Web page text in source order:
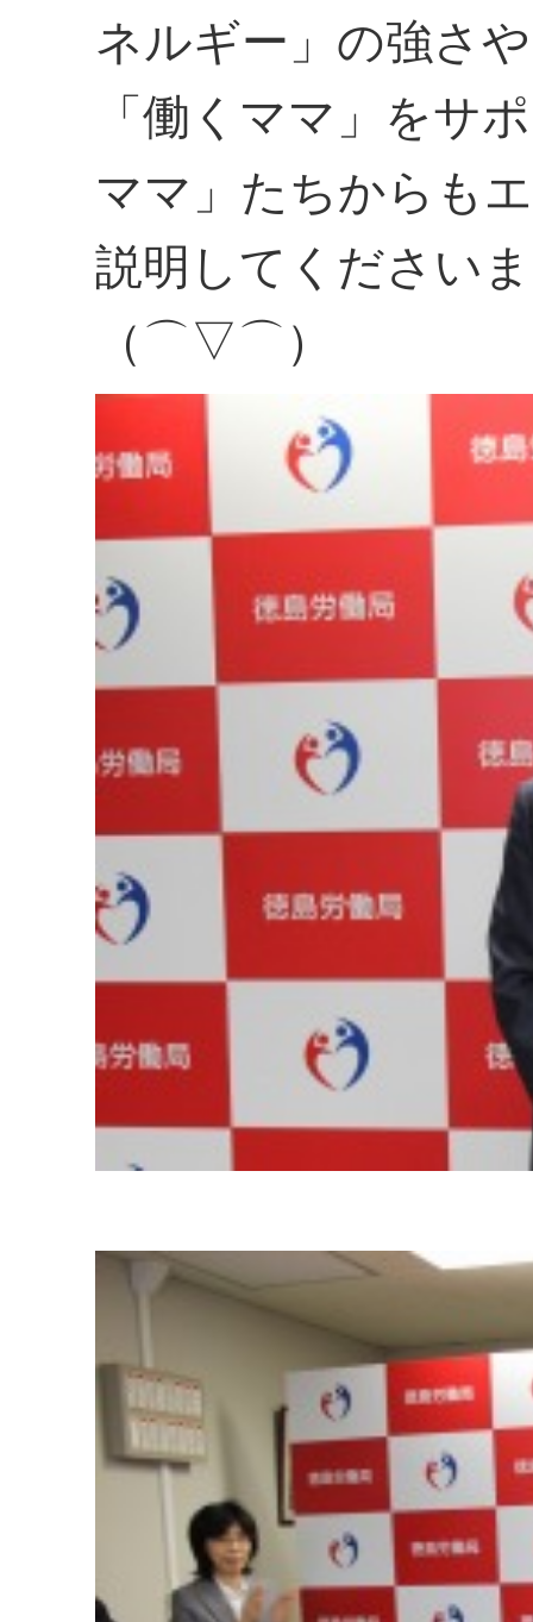
ネルギー」の強さ
「働くママ」をサ
ママ」たちからも
説明してください
（⌒▽⌒）